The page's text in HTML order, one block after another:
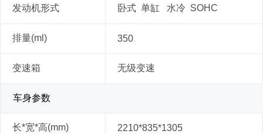
发动机形式 卧式 单缸 水冷 SOHC
排量(ml) 350
变速箱 无级变速
车身参数
长*宽*高(mm) 2210*835*1305